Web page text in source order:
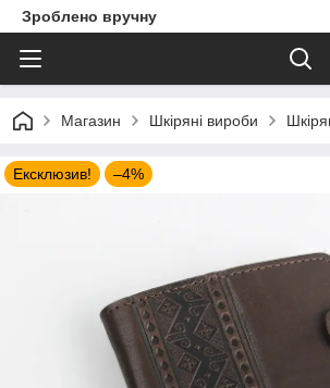
Зроблено вручну
Магазин Шкіряні вироби
Ексклюзив! –4%